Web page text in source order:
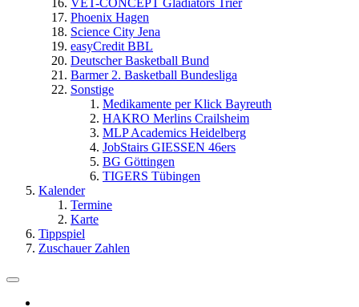
VET-CONCEPT Gladiators Trier
Phoenix Hagen
Science City Jena
easyCredit BBL
Deutscher Basketball Bund
Barmer 2. Basketball Bundesliga
Sonstige
Medikamente per Klick Bayreuth
HAKRO Merlins Crailsheim
MLP Academics Heidelberg
JobStairs GIESSEN 46ers
BG Göttingen
TIGERS Tübingen
Kalender
Termine
Karte
Tippspiel
Zuschauer Zahlen